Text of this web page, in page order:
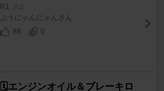
R1 [RJ]
ぷうにゃんにゃんさん
88
0
🗓エンジンオイル＆ブレーキロ